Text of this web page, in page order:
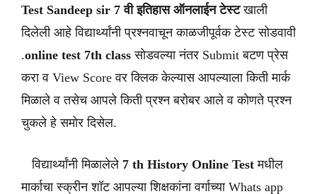
Test Sandeep sir 7 वीइतिहास ऑनलाईन टेस्टखाली
दिलेली आहे विद्यार्थ्यांनी प्रश्नवाचून काळजीपूर्वक टेस्ट सोडवावी
.online test 7th class सोडवल्या नंतर Submit बटण प्रेस
करा व View Score वर क्लिक केल्यास आपल्याला किती मार्क
मिळाले व तसेच आपले किती प्रश्न बरोबर आले व कोणते प्रश्न
चुकले हे समोर दिसेल.
विद्यार्थ्यांनी मिळालेले 7 th History Online Test मधील
मार्काचा स्क्रीन शॉट आपल्या शिक्षकांना वर्गाच्या Whats app